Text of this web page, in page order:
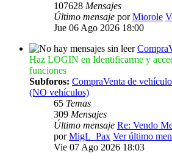
107628 Mensajes
Último mensaje porMiorole
Jue 06 Ago 2026 18:00
Haz LOGIN en Identificarme y
funciones
Subforos: CompraVenta de
(NO vehículos)
65 Temas
309 Mensajes
Último mensaje Re: Vendo
porMigL_Pax Ver último
Vie 07 Ago 2026 18:03